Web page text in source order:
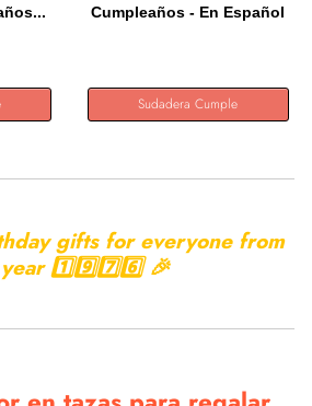
Cumpleaños - En Español
Sudadera Cumple
gifts for everyone from
1️⃣9️⃣7️⃣6️⃣ 🎉